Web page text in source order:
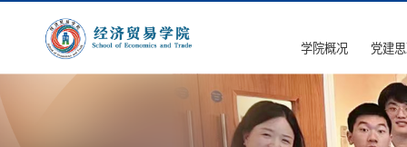
学院概况 党建